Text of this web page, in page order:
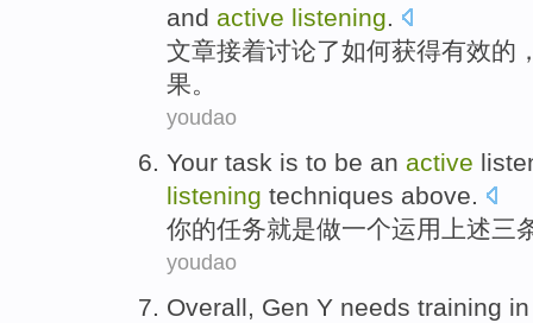
and active listening.
文章接着讨论了如何获得有效的
果。
youdao
Your task is to be an active
listening techniques above.
你的任务就是做一个运用 上述三
youdao
Overall, Gen Y needs training in